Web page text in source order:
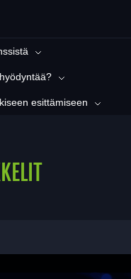
esittämiseen